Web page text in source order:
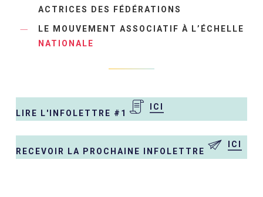
ACTRICES DES FÉDÉRATIONS
LE MOUVEMENT ASSOCIATIF À L’ÉCHELLE
NATIONALE
LIRE L'INFOLETTRE #1
ICI
RECEVOIR LA PROCHAINE INFOLETTRE
ICI